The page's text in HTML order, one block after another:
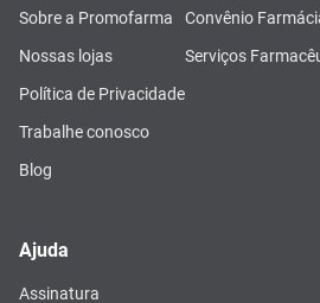
Sobre a Promofarma
Nossas lojas
Política de Privacidade
Trabalhe conosco
Blog
Convênio
Serviços
Ajuda
Assinatura